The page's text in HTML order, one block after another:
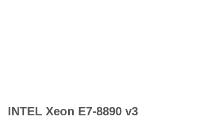
INTEL Xeon E7-8890 v3